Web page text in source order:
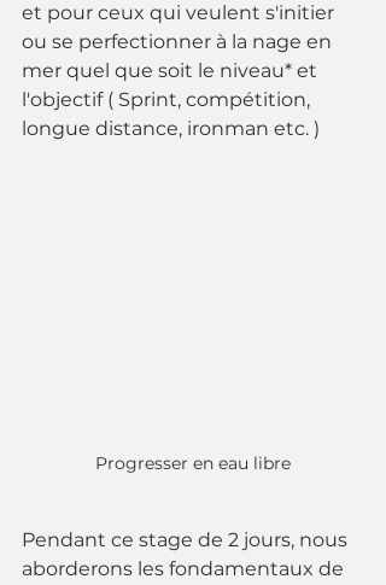
et pour ceux qui veulent s'initier
ou se perfectionner à la nage en
mer quel que soit le niveau* et
l'objectif ( Sprint, compétition,
longue distance, ironman etc. )
Progresser en eau libre
Pendant ce stage de 2 jours, nous
aborderons les fondamentaux de